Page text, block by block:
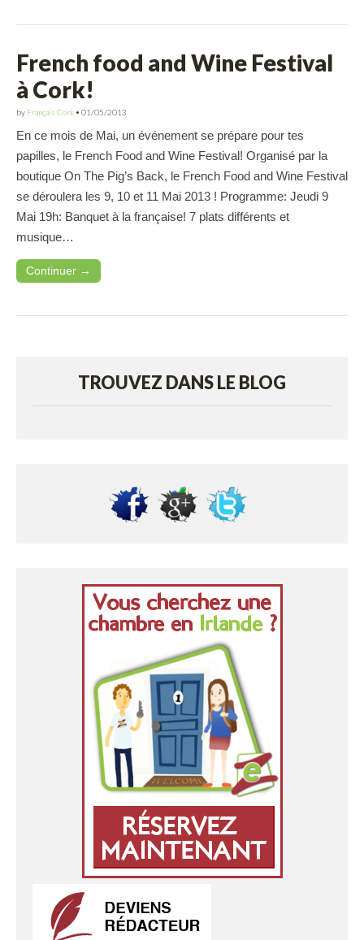
French food and Wine Festival
à Cork!
by Français Cork • 01/05/2013
En ce mois de Mai, un événement se prépare pour tes
papilles, le French Food and Wine Festival! Organisé par la
boutique On The Pig’s Back, le French Food and Wine Festival
se déroulera les 9, 10 et 11 Mai 2013 ! Programme: Jeudi 9
Mai 19h: Banquet à la française! 7 plats différents et
musique…
Continuer →
TROUVEZ DANS LE BLOG